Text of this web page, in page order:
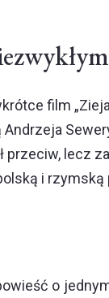
film
przeciw, lecz
i
o